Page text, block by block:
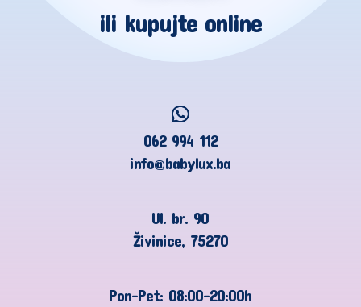
ili kupujte online
062 994 112
info@babylux.ba
Ul. br. 90
Živinice, 75270
Pon-Pet: 08:00-20:00h